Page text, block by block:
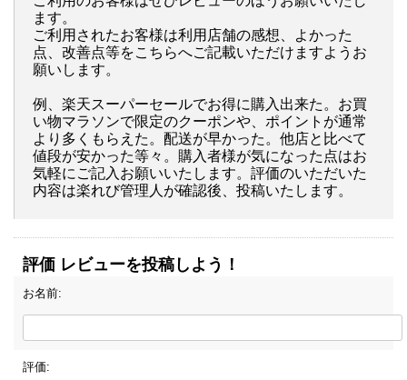
ます。
ご利用されたお客様は利用店舗の感想、よかった
点、改善点等をこちらへご記載いただけますようお
願いします。
例、楽天スーパーセールでお得に購入出来た。お買
い物マラソンで限定のクーポンや、ポイントが通常
より多くもらえた。配送が早かった。他店と比べて
値段が安かった等々。購入者様が気になった点はお
気軽にご記入お願いいたします。評価のいただいた
内容は楽れび管理人が確認後、投稿いたします。
評価 レビューを投稿しよう！
お名前:
評価: